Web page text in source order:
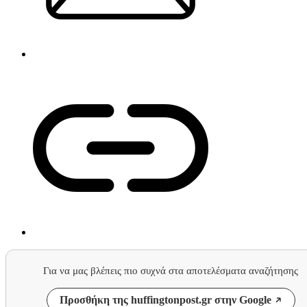
Για να μας βλέπεις πιο συχνά στα αποτελέσματα αναζήτησης
Προσθήκη της huffingtonpost.gr στην Google